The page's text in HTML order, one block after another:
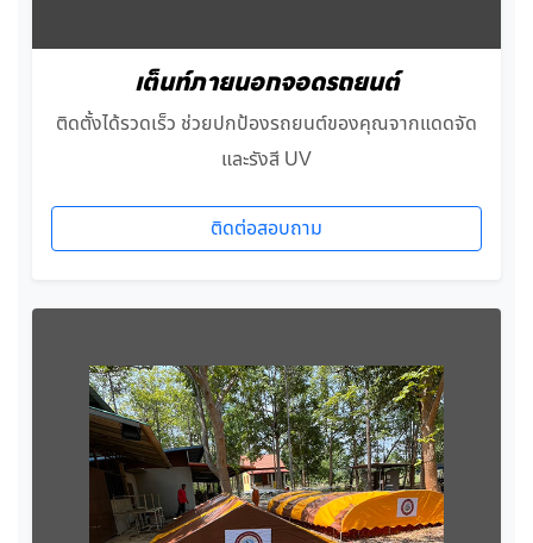
เต็นท์ภายนอกจอดรถยนต์
ติดตั้งได้รวดเร็ว ช่วยปกป้องรถยนต์ของคุณจากแดดจัด
และรังสี UV
ติดต่อสอบถาม